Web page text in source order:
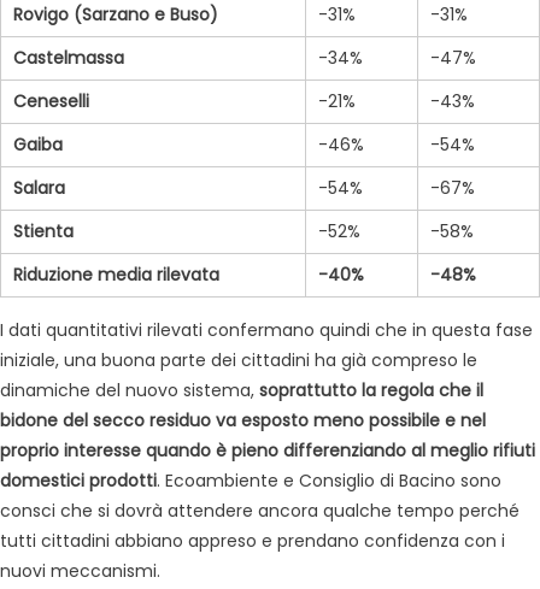
Rovigo (Sarzano e Buso) -31%
-31%
Castelmassa
-34%
-47%
Ceneselli
-21%
-43%
Gaiba
-46%
-54%
Salara
-54%
-67%
Stienta
-52%
-58%
Riduzione media rilevata
-40% -48%
I dati quantitativi rilevati confermano quindi che in questa fase
iniziale, una buona parte dei cittadini ha già compreso le
dinamiche del nuovo sistema, soprattutto la regola che il
bidone del secco residuo va esposto meno possibile e nel
proprio interesse quando è pieno differenziando al meglio rifiuti
domestici prodotti. Ecoambiente e Consiglio di Bacino sono
consci che si dovrà attendere ancora qualche tempo perché
tutti cittadini abbiano appreso e prendano confidenza con i
nuovi meccanismi.